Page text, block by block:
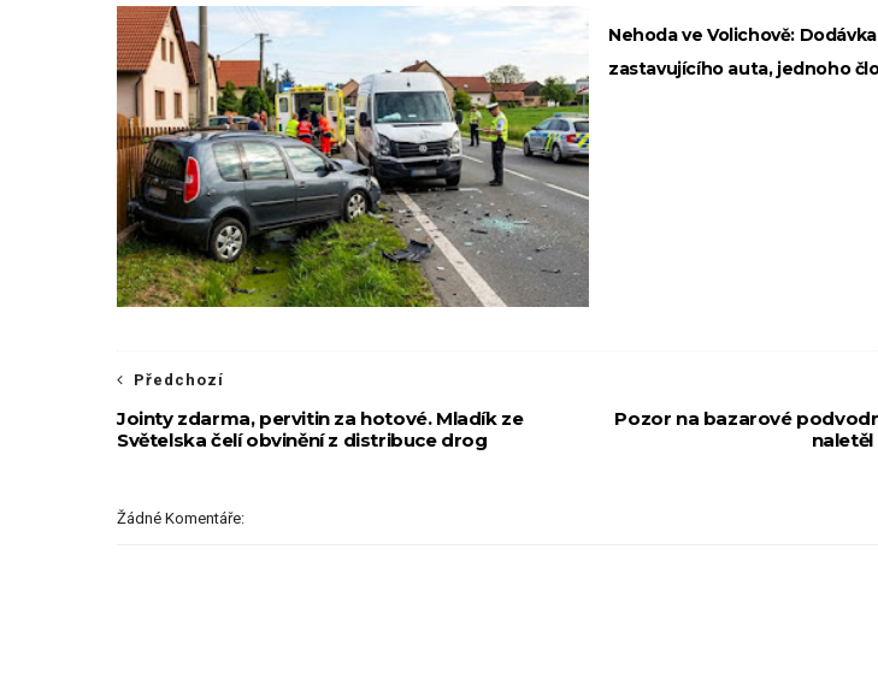
Nehoda ve Volichově:
zastavujícího auta, jednoho
Pozor na bazarové
Předchozí
Jointy zdarma, pervitin za hotové. Mladík ze
Světelska čelí obvinění z distribuce drog
Žádné Komentáře: